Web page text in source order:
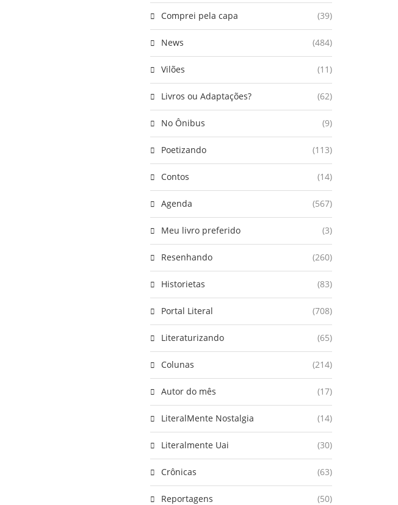
Comprei pela capa (39)
News (484)
Vilões (11)
Livros ou Adaptações? (62)
No Ônibus (9)
Poetizando (113)
Contos (14)
Agenda (567)
Meu livro preferido (3)
Resenhando (260)
Historietas (83)
Portal Literal (708)
Literaturizando (65)
Colunas (214)
Autor do mês (17)
LiteralMente Nostalgia (14)
Literalmente Uai (30)
Crônicas (63)
Reportagens (50)